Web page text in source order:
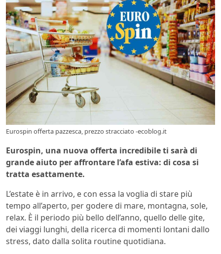
Eurospin offerta pazzesca, prezzo stracciato -ecoblog.it
Eurospin, una nuova offerta incredibile ti sarà di
grande aiuto per affrontare l’afa estiva: di cosa si
tratta esattamente.
L’estate è in arrivo, e con essa la voglia di stare più
tempo all’aperto, per godere di mare, montagna, sole,
relax. È il periodo più bello dell’anno, quello delle gite,
dei viaggi lunghi, della ricerca di momenti lontani dallo
stress, dato dalla solita routine quotidiana.